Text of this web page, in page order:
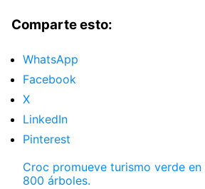
Comparte esto:
WhatsApp
Facebook
X
LinkedIn
Pinterest
Croc promueve turismo verde en
800 árboles.